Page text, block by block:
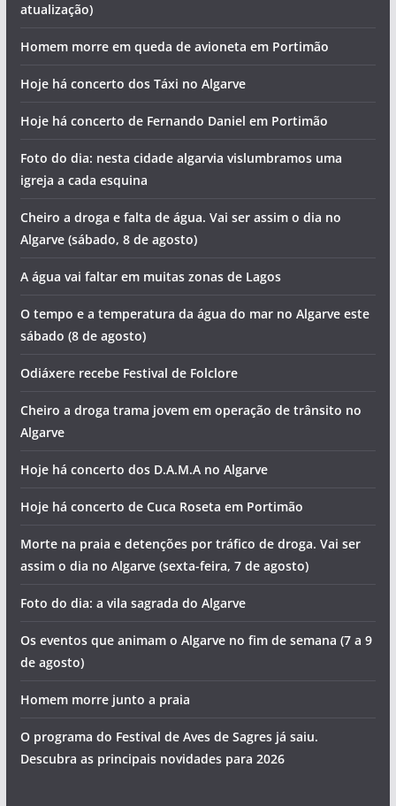
atualização)
Homem morre em queda de avioneta em Portimão
Hoje há concerto dos Táxi no Algarve
Hoje há concerto de Fernando Daniel em Portimão
Foto do dia: nesta cidade algarvia vislumbramos uma
igreja a cada esquina
Cheiro a droga e falta de água. Vai ser assim o dia no
Algarve (sábado, 8 de agosto)
A água vai faltar em muitas zonas de Lagos
O tempo e a temperatura da água do mar no Algarve este
sábado (8 de agosto)
Odiáxere recebe Festival de Folclore
Cheiro a droga trama jovem em operação de trânsito no
Algarve
Hoje há concerto dos D.A.M.A no Algarve
Hoje há concerto de Cuca Roseta em Portimão
Morte na praia e detenções por tráfico de droga. Vai ser
assim o dia no Algarve (sexta-feira, 7 de agosto)
Foto do dia: a vila sagrada do Algarve
Os eventos que animam o Algarve no fim de semana (7 a 9
de agosto)
Homem morre junto a praia
O programa do Festival de Aves de Sagres já saiu.
Descubra as principais novidades para 2026